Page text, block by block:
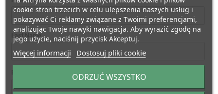
Last Name
cookie stron trzecich w celu ulepszenia naszych usług i
pokazywać Ci reklamy związane z Twoimi preferencjami,
analizując Twoje nawyki nawigacja. Aby wyrazić zgodę na
jego użycie, naciśnij przycisk Akceptuj.
Więcej informacji Dostosuj pliki cookie
ODRZUĆ WSZYSTKO